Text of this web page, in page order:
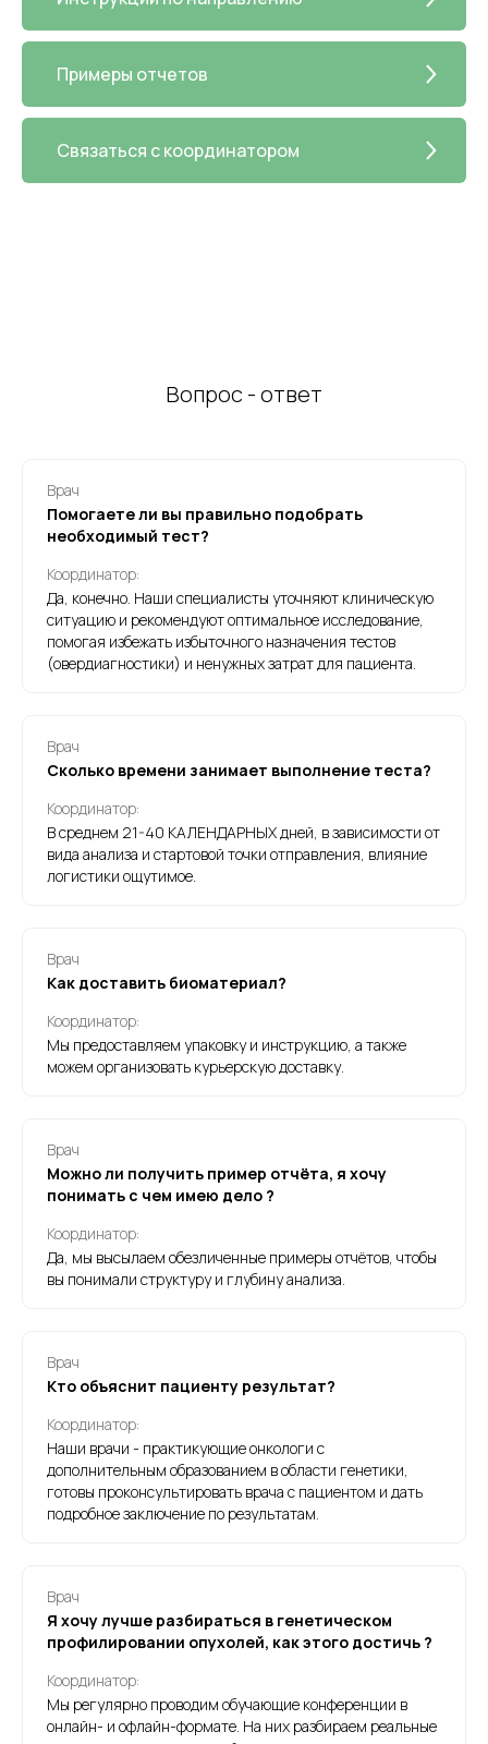
Примеры отчетов
Связаться с координатором
Вопрос - ответ
Врач
Помогаете ли вы правильно подобрать
необходимый тест?
Координатор:
Да, конечно. Наши специалисты уточняют клиническую
ситуацию и рекомендуют оптимальное исследование,
помогая избежать избыточного назначения тестов
(овердиагностики) и ненужных затрат для пациента.
Врач
Сколько времени занимает выполнение теста?
Координатор:
В среднем 21-40 КАЛЕНДАРНЫХ дней, в зависимости от
вида анализа и стартовой точки отправления, влияние
логистики ощутимое.
Врач
Как доставить биоматериал?
Координатор:
Мы предоставляем упаковку и инструкцию, а также
можем организовать курьерскую доставку.
Врач
Можно ли получить пример отчёта, я хочу
понимать с чем имею дело ?
Координатор:
Да, мы высылаем обезличенные примеры отчётов, чтобы
вы понимали структуру и глубину анализа.
Врач
Кто объяснит пациенту результат?
Координатор:
Наши врачи - практикующие онкологи с
дополнительным образованием в области генетики,
готовы проконсультировать врача с пациентом и дать
подробное заключение по результатам.
Врач
Я хочу лучше разбираться в генетическом
профилировании опухолей, как этого достичь ?
Координатор:
Мы регулярно проводим обучающие конференции в
онлайн- и офлайн-формате. На них разбираем реальные